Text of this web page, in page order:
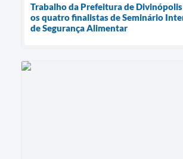
Trabalho da Prefeitura de
os quatro finalistas de Seminário
de Segurança Alimentar